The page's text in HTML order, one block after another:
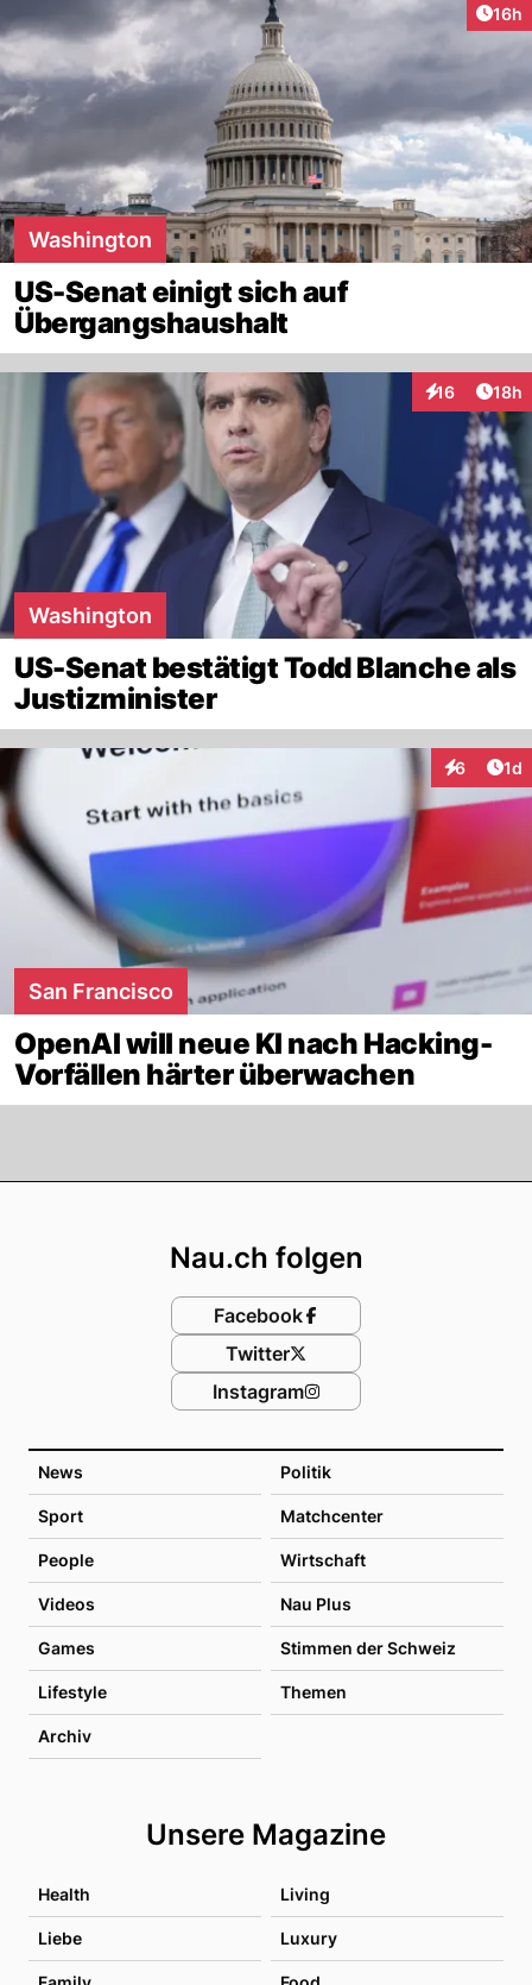
16h
Washington
US-Senat einigt sich auf
Übergangshaushalt
16
Interaktionen
18h
Washington
US-Senat bestätigt Todd Blanche als
Justizminister
6 1d
San Francisco
OpenAI will neue KI nach Hacking-
Vorfällen härter überwachen
News Politik
Sport Matchcenter
People Wirtschaft
Videos Nau Plus
Games Stimmen der Schweiz
Lifestyle Themen
Archiv
Unsere Magazine
Health Living
Liebe Luxury
Nau.ch folgen
Facebook
Twitter
Instagram